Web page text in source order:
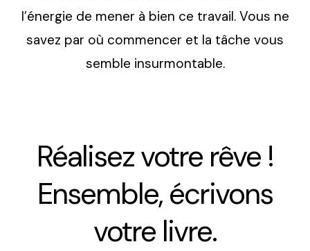
l’énergie de mener à bien ce travail. Vous ne
savez par où commencer et la tâche vous
semble insurmontable.
Réalisez votre rêve !
Ensemble, écrivons
votre livre.